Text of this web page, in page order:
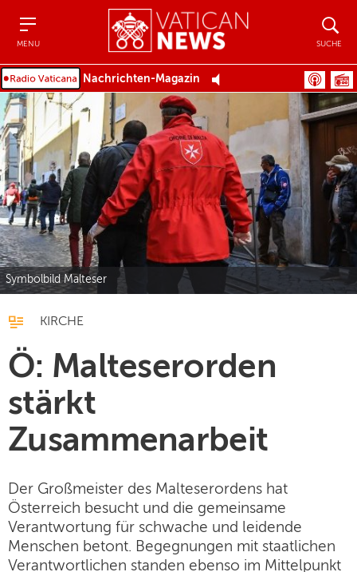
MENU SUCHE
Nachrichten-Magazin
Symbolbild Malteser
KIRCHE
Ö: Malteserorden
stärkt
Zusammenarbeit
Der Großmeister des Malteserordens hat
Österreich besucht und die gemeinsame
Verantwortung für schwache und leidende
Menschen betont. Begegnungen mit staatlichen
Verantwortlichen standen ebenso im Mittelpunkt